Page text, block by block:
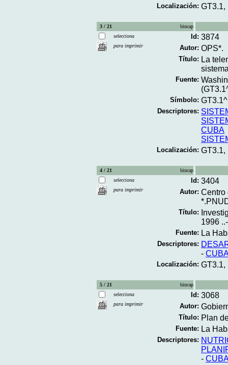
Localización: GT3.1,
3 / 21
bincap
selecciona
para imprimir
Id: 3874
Autor: OPS*.
Título: La
Fuente:
Símbolo:
Descriptores:
CUBA
Localización: GT3.1,
4 / 21
bincap
selecciona
para imprimir
Id: 3404
Autor: Centro
Título:
1996 ..-
Fuente: La
Descriptores:
-
Localización: GT3.1,
5 / 21
bincap
selecciona
para imprimir
Id: 3068
Autor:
Título: Plan
Fuente: La
Descriptores:
-